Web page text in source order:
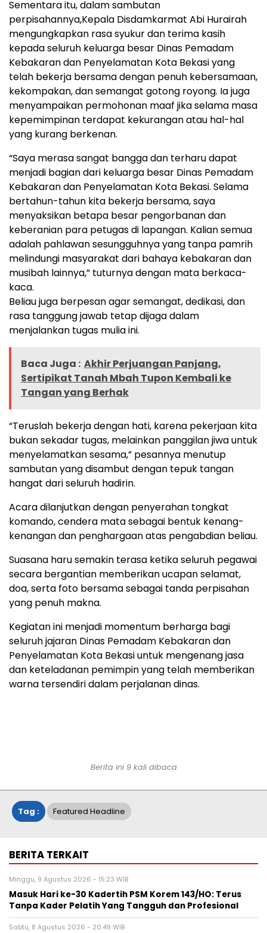
Sementara itu, dalam sambutan
perpisahannya,Kepala Disdamkarmat Abi Hurairah
mengungkapkan rasa syukur dan terima kasih
kepada seluruh keluarga besar Dinas Pemadam
Kebakaran dan Penyelamatan Kota Bekasi yang
telah bekerja bersama dengan penuh kebersamaan,
kekompakan, dan semangat gotong royong. Ia juga
menyampaikan permohonan maaf jika selama masa
kepemimpinan terdapat kekurangan atau hal-hal
yang kurang berkenan.
“Saya merasa sangat bangga dan terharu dapat
menjadi bagian dari keluarga besar Dinas Pemadam
Kebakaran dan Penyelamatan Kota Bekasi. Selama
bertahun-tahun kita bekerja bersama, saya
menyaksikan betapa besar pengorbanan dan
keberanian para petugas di lapangan. Kalian semua
adalah pahlawan sesungguhnya yang tanpa pamrih
melindungi masyarakat dari bahaya kebakaran dan
musibah lainnya,” tuturnya dengan mata berkaca-
kaca.
Beliau juga berpesan agar semangat, dedikasi, dan
rasa tanggung jawab tetap dijaga dalam
menjalankan tugas mulia ini.
Baca Juga : Akhir Perjuangan Panjang,
Sertipikat Tanah Mbah Tupon Kembali ke
Tangan yang Berhak
“Teruslah bekerja dengan hati, karena pekerjaan kita
bukan sekadar tugas, melainkan panggilan jiwa untuk
menyelamatkan sesama,” pesannya menutup
sambutan yang disambut dengan tepuk tangan
hangat dari seluruh hadirin.
Acara dilanjutkan dengan penyerahan tongkat
komando, cendera mata sebagai bentuk kenang-
kenangan dan penghargaan atas pengabdian beliau.
Suasana haru semakin terasa ketika seluruh pegawai
secara bergantian memberikan ucapan selamat,
doa, serta foto bersama sebagai tanda perpisahan
yang penuh makna.
Kegiatan ini menjadi momentum berharga bagi
seluruh jajaran Dinas Pemadam Kebakaran dan
Penyelamatan Kota Bekasi untuk mengenang jasa
dan keteladanan pemimpin yang telah memberikan
warna tersendiri dalam perjalanan dinas.
Berita ini 9 kali dibaca
Tag : Featured Headline
BERITA TERKAIT
Minggu, 9 Agustus 2026 - 15:23 WIB
Masuk Hari ke-30 Kadertih PSM Korem 143/HO: Terus
Tanpa Kader Pelatih Yang Tangguh dan Profesional
Sabtu, 8 Agustus 2026 - 20:49 WIB